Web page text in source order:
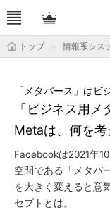
トップ 情報系シス
「ビジネス用
Metaは、何を考
「メタバース」はビ
Facebookは2021年
空間である「メタバ
を大きく変えると意
セプトとは。